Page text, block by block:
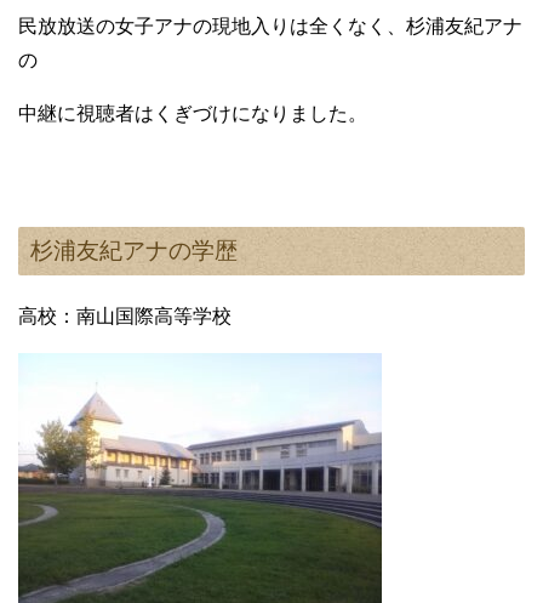
民放放送の女子アナの現地入りは全くなく、杉浦友紀アナ
の
中継に視聴者はくぎづけになりました。
杉浦友紀アナの学歴
高校：南山国際高等学校